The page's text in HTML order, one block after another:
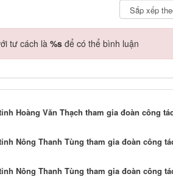
tư cách là %s để có thể bình luận
Hoàng Văn Thạch tham gia đoàn công
Nông Thanh Tùng tham gia đoàn công
Nông Thanh Tùng tham gia đoàn công